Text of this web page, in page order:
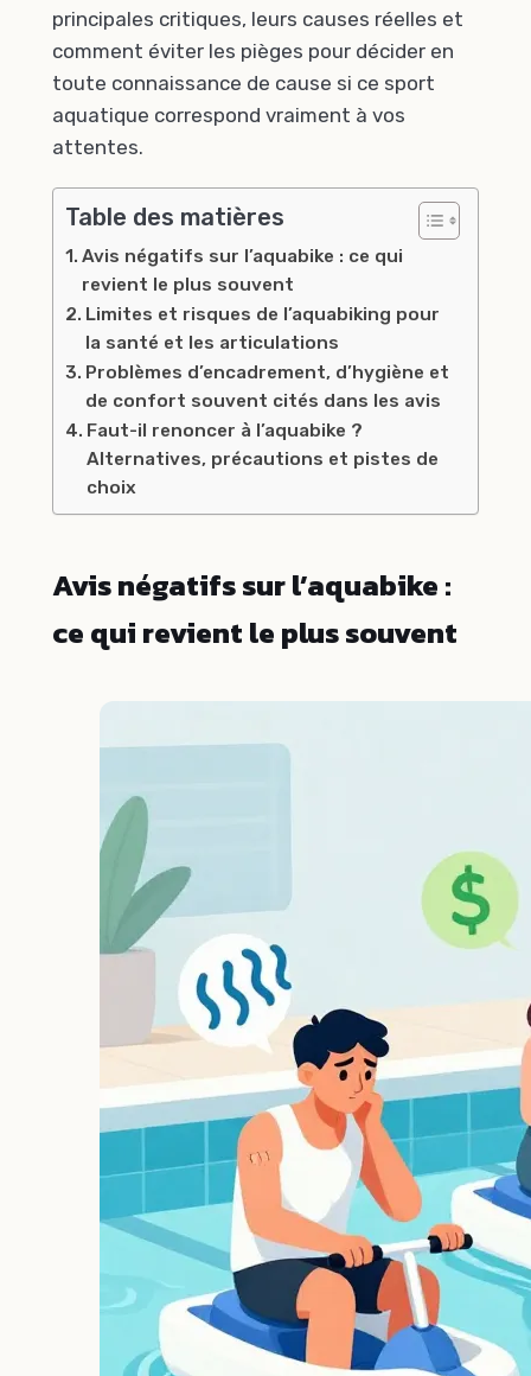
principales critiques, leurs causes réelles et
comment éviter les pièges pour décider en
toute connaissance de cause si ce sport
aquatique correspond vraiment à vos
attentes.
Table des matières
Avis négatifs sur l’aquabike : ce qui
revient le plus souvent
Limites et risques de l’aquabiking pour
la santé et les articulations
Problèmes d’encadrement, d’hygiène et
de confort souvent cités dans les avis
Faut-il renoncer à l’aquabike ?
Alternatives, précautions et pistes de
choix
Avis négatifs sur l’aquabike :
ce qui revient le plus souvent